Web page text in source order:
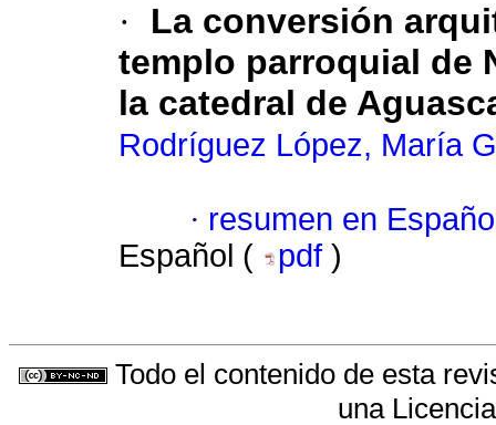
·
La conversión
templo parroquial de
la catedral de
Rodríguez López, María
· resumen en
Español (
pdf )
Todo el contenido de esta
una